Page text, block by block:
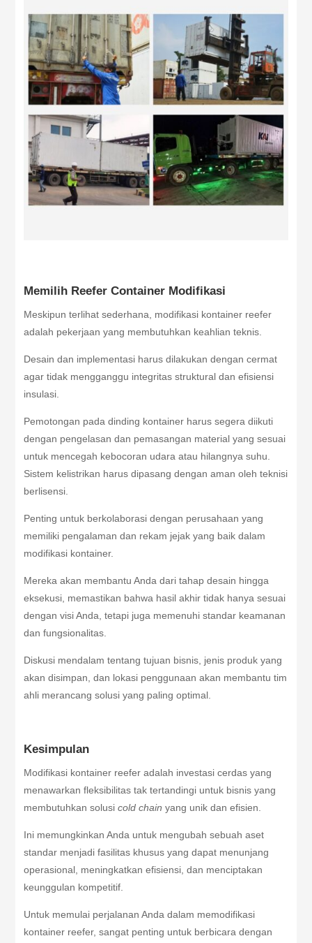
Memilih Reefer Container Modifikasi
Meskipun terlihat sederhana, modifikasi kontainer reefer
adalah pekerjaan yang membutuhkan keahlian teknis.
Desain dan implementasi harus dilakukan dengan cermat
agar tidak mengganggu integritas struktural dan efisiensi
insulasi.
Pemotongan pada dinding kontainer harus segera diikuti
dengan pengelasan dan pemasangan material yang sesuai
untuk mencegah kebocoran udara atau hilangnya suhu.
Sistem kelistrikan harus dipasang dengan aman oleh teknisi
berlisensi.
Penting untuk berkolaborasi dengan perusahaan yang
memiliki pengalaman dan rekam jejak yang baik dalam
modifikasi kontainer.
Mereka akan membantu Anda dari tahap desain hingga
eksekusi, memastikan bahwa hasil akhir tidak hanya sesuai
dengan visi Anda, tetapi juga memenuhi standar keamanan
dan fungsionalitas.
Diskusi mendalam tentang tujuan bisnis, jenis produk yang
akan disimpan, dan lokasi penggunaan akan membantu tim
ahli merancang solusi yang paling optimal.
Kesimpulan
Modifikasi kontainer reefer adalah investasi cerdas yang
menawarkan fleksibilitas tak tertandingi untuk bisnis yang
membutuhkan solusicold chain yang unik dan efisien.
Ini memungkinkan Anda untuk mengubah sebuah aset
standar menjadi fasilitas khusus yang dapat menunjang
operasional, meningkatkan efisiensi, dan menciptakan
keunggulan kompetitif.
Untuk memulai perjalanan Anda dalam memodifikasi
kontainer reefer, sangat penting untuk berbicara dengan